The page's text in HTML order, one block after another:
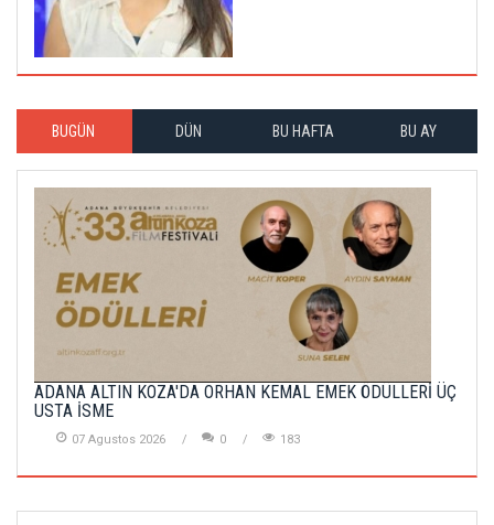
BUGÜN DÜN BU HAFTA BU AY
ADANA ALTIN KOZA'DA ORHAN KEMAL EMEK ÖDÜLLERİ ÜÇ
USTA İSME
07 Agustos 2026 0 183